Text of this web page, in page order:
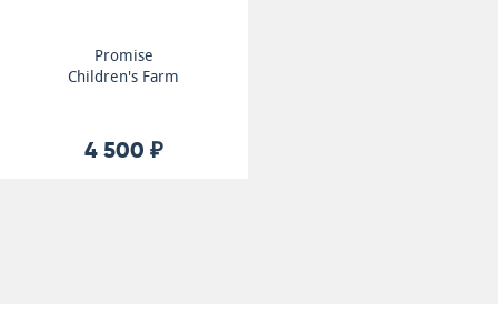
Promise
Children's Farm
4 500 ₽